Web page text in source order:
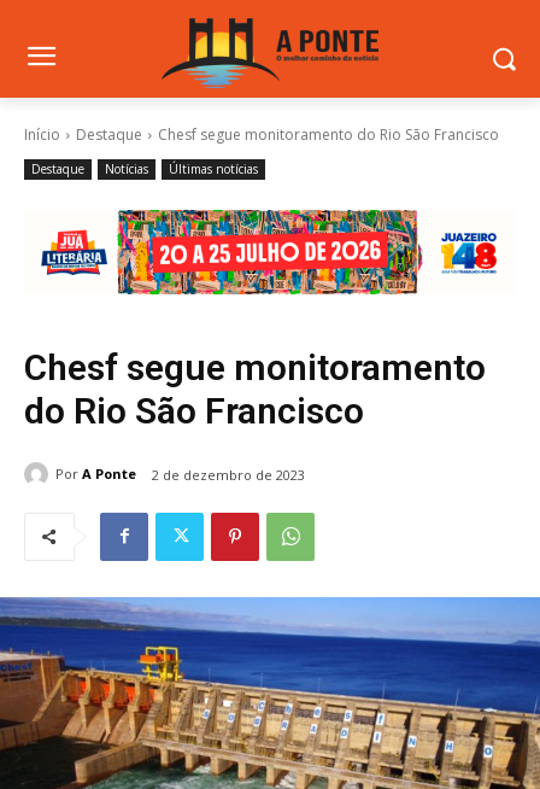
Início Destaque Chesf segue ​​​​​​​​​​monitoramento do Rio São Francisco
Destaque Notícias Últimas notícias
Chesf segue ​​​​​​​​​​monitoramento
do Rio São Francisco
Por A Ponte 2 de dezembro de 2023